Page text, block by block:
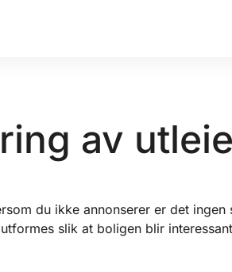
av
du ikke annonserer er det
slik at boligen blir